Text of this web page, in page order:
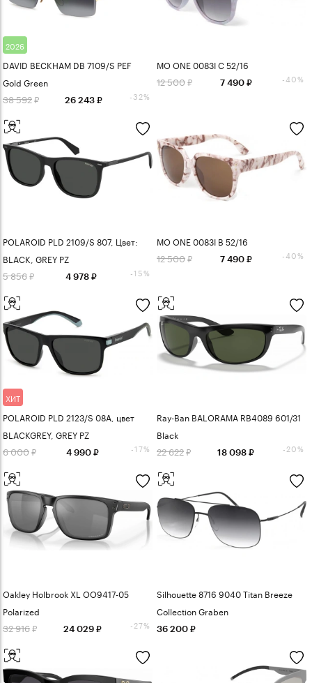
2026
DAVID BECKHAM DB 7109/S PEF
Gold Green
38 592 26 243 -32%
MO ONE 0083I C 52/16
12 500 7 490 -40%
POLAROID PLD 2109/S 807, Цвет:
BLACK, GREY PZ
5 856 4 978 -15%
MO ONE 0083I B 52/16
12 500 7 490 -40%
ХИТ
POLAROID PLD 2123/S 08A, цвет
BLACKGREY, GREY PZ
6 000 4 990 -17%
Ray-Ban BALORAMA RB4089 601/31
Black
22 622 18 098 -20%
Oakley Holbrook XL OO9417-05
Polarized
32 916 24 029 -27%
Silhouette 8716 9040 Titan Breeze
Collection Graben
36 200